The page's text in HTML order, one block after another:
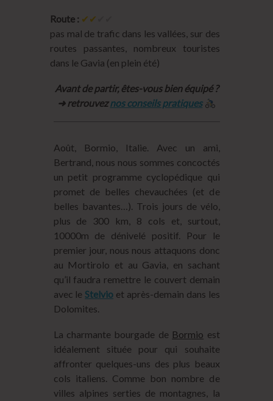
Route : ✔︎✔︎
pas mal de trafic dans les vallées, sur des
routes passantes, nombreux touristes
dans le Gavia (en plein été)
Avant de partir, êtes-vous bien équipé ?
➜ retrouveznos conseils pratiques
Août, Bormio, Italie. Avec un ami,
Bertrand, nous nous sommes concoctés
un petit programme cyclopédique qui
promet de belles chevauchées (et de
belles bavantes…). Trois jours de vélo,
plus de 300 km, 8 cols et, surtout,
10000m de dénivelé positif. Pour le
premier jour, nous nous attaquons donc
au Mortirolo et au Gavia, en sachant
qu’il faudra remettre le couvert demain
avec leStelvio et après-demain dans les
Dolomites.
La charmante bourgade de Bormio est
idéalement située pour qui souhaite
affronter quelques-uns des plus beaux
cols italiens. Comme bon nombre de
villes alpines serties de montagnes, la